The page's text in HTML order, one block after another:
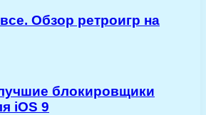
Обзор ретроигр на
блокировщики
iOS 9